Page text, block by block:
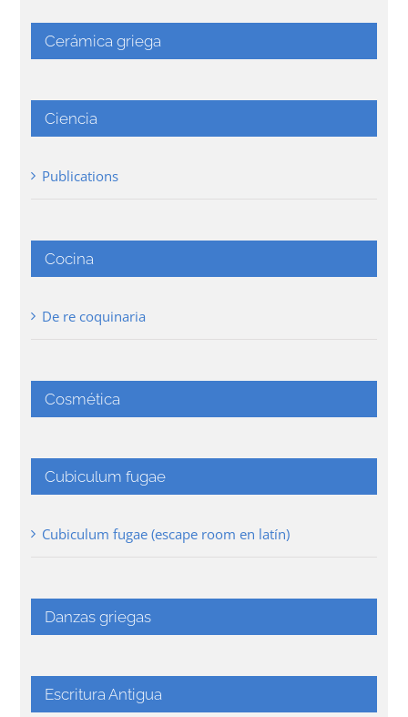
Cerámica griega
Ciencia
Publications
Cocina
De re coquinaria
Cosmética
Cubiculum fugae
Cubiculum fugae (escape room en latín)
Danzas griegas
Escritura Antigua